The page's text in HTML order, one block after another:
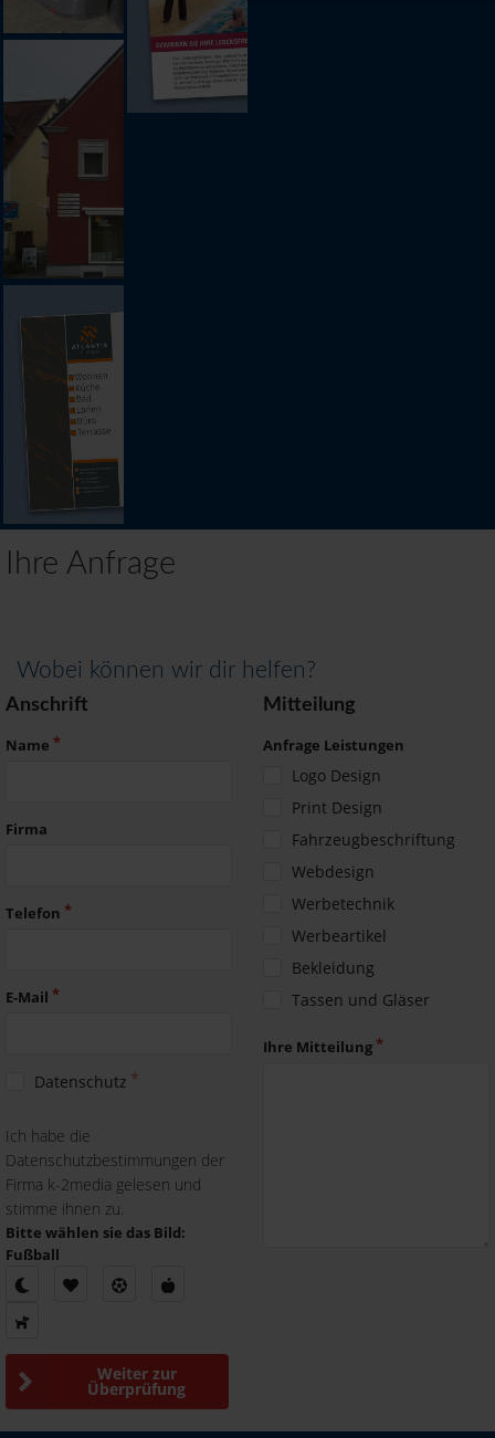
Ihre Anfrage
Wobei können wir dir helfen?
Anschrift
Name
Firma
Telefon
E-Mail
Datenschutz
Ich habe die
Datenschutzbestimmungen der
Firma k-2media gelesen und
stimme ihnen zu.
Bitte wählen sie das Bild:
Fußball
Weiter zur
Überprüfung
Mitteilung
Anfrage Leistungen
Logo Design
Print Design
Fahrzeugbeschriftung
Webdesign
Werbetechnik
Werbeartikel
Bekleidung
Tassen und Gläser
Ihre Mitteilung